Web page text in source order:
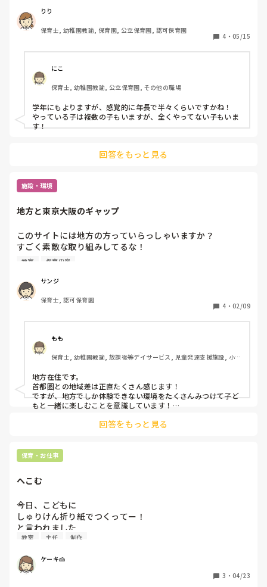
じています🤔週にどれぐらいなども教えてください💡
りり
保育士, 幼稚園教諭, 保育園, 公立保育園, 認可保育園
4 ・ 05/15
にこ
保育士, 幼稚園教諭, 公立保育園, その他の職場
学年にもよりますが、感覚的に年長で半々くらいですかね！
やっている子は複数の子もいますが、全くやってない子もいま
す！
回答をもっと見る
施設・環境
地方と東京大阪のギャップ
このサイトには地方の方っていらっしゃいますか？
すごく素敵な取り組みしてるな！
行きたい！けど東京かぁ‥
講演にきてほしい！
遠いから無理です。とか。
我が子にもこの習い事すてき！あー東京かぁ‥
地方と東京大阪の選択肢の幅に差を感じる事があります。
こんなこと感じる方いらっしゃいますか？
教室 保育内容
サンジ
保育士, 認可保育園
4 ・ 02/09
もも
保育士, 幼稚園教諭, 放課後等デイサービス, 児童発達支援施設, 小規
地方在住です。
首都圏との地域差は正直たくさん感じます！
ですが、地方でしか体験できない環境をたくさんみつけて子ど
もと一緒に楽しむことを意識しています！
都圏へ羽ばたいていき活躍している方がたくさんいるので、あ
回答をもっと見る
保育・お仕事
へこむ
今日、こどもに
しゅりけん折り紙でつくってー！
と言われました
でも、作り方が忘れてしまい、
そしたら主任が
えー！先生やばいわよと、、
教室 主任 制作
ケーキ🍰
3 ・ 04/23